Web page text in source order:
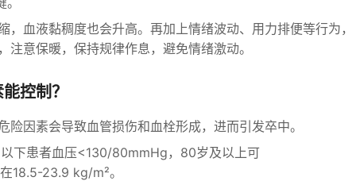
，血液黏稠度也会升高。再加上情绪波动、用力排便等行为，
意保暖，保持规律作息，避免情绪激动。
控制？
险因素会导致血管损伤和血栓形成，进而引发卒中。
下患者血压<130/80mmHg，80岁及以上可
18.5-23.9 kg/m²。